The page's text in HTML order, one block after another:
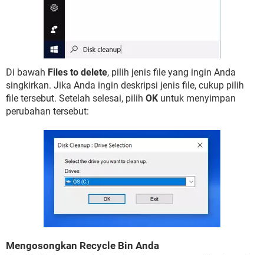
Di bawah Files to delete, pilih jenis file yang ingin Anda
singkirkan. Jika Anda ingin deskripsi jenis file, cukup pilih
file tersebut. Setelah selesai, pilih OK untuk menyimpan
perubahan tersebut:
Mengosongkan Recycle Bin Anda